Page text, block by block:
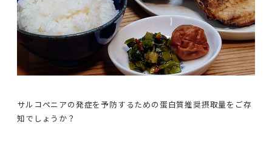
サルコペニアの発症を予防するための蛋白質推奨摂取量をご存
知でしょうか？